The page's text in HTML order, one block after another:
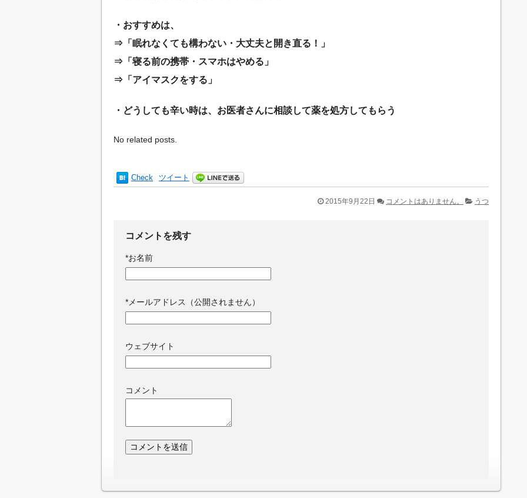
・おすすめは、
⇒「眠れなくても構わない・大丈夫と開き直る！」
⇒「寝る前の携帯・スマホはやめる」
⇒「アイマスクをする」
・どうしても辛い時は、お医者さんに相談して薬を処方してもらう
No related posts.
Check ツイート
2015年9月22日 コメントはありません。 うつ
コメントを残す
*お名前
*メールアドレス（公開されません）
ウェブサイト
コメント